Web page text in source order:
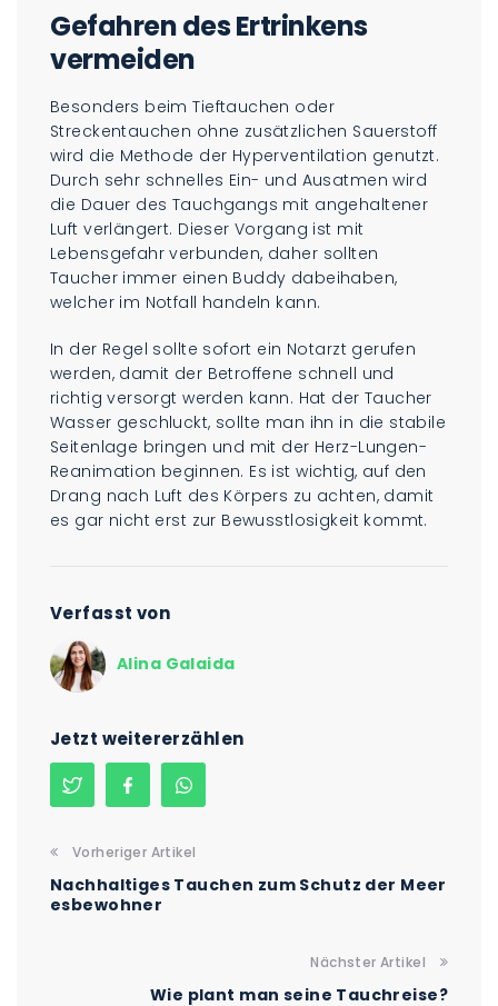
Gefahren des Ertrinkens
vermeiden
Besonders beim Tieftauchen oder
Streckentauchen ohne zusätzlichen Sauerstoff
wird die Methode der Hyperventilation genutzt.
Durch sehr schnelles Ein- und Ausatmen wird
die Dauer des Tauchgangs mit angehaltener
Luft verlängert. Dieser Vorgang ist mit
Lebensgefahr verbunden, daher sollten
Taucher immer einen Buddy dabeihaben,
welcher im Notfall handeln kann.
In der Regel sollte sofort ein Notarzt gerufen
werden, damit der Betroffene schnell und
richtig versorgt werden kann. Hat der Taucher
Wasser geschluckt, sollte man ihn in die stabile
Seitenlage bringen und mit der Herz-Lungen-
Reanimation beginnen. Es ist wichtig, auf den
Drang nach Luft des Körpers zu achten, damit
es gar nicht erst zur Bewusstlosigkeit kommt.
Verfasst von
Alina Galaida
Jetzt weitererzählen
Vorheriger Artikel
Nachhaltiges Tauchen zum Schutz der Meer
esbewohner
Nächster Artikel
Wie plant man seine Tauchreise?